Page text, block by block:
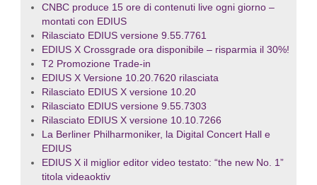
CNBC produce 15 ore di contenuti live ogni giorno –
montati con EDIUS
Rilasciato EDIUS versione 9.55.7761
EDIUS X Crossgrade ora disponibile – risparmia il 30%!
T2 Promozione Trade-in
EDIUS X Versione 10.20.7620 rilasciata
Rilasciato EDIUS X versione 10.20
Rilasciato EDIUS versione 9.55.7303
Rilasciato EDIUS X versione 10.10.7266
La Berliner Philharmoniker, la Digital Concert Hall e
EDIUS
EDIUS X il miglior editor video testato: “the new No. 1”
titola videaoktiv